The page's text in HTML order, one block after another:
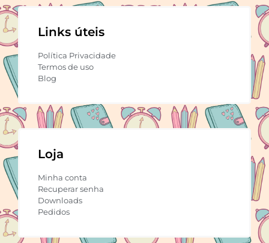
Links úteis
Política Privacidade
Termos de uso
Blog
Loja
Minha conta
Recuperar senha
Downloads
Pedidos